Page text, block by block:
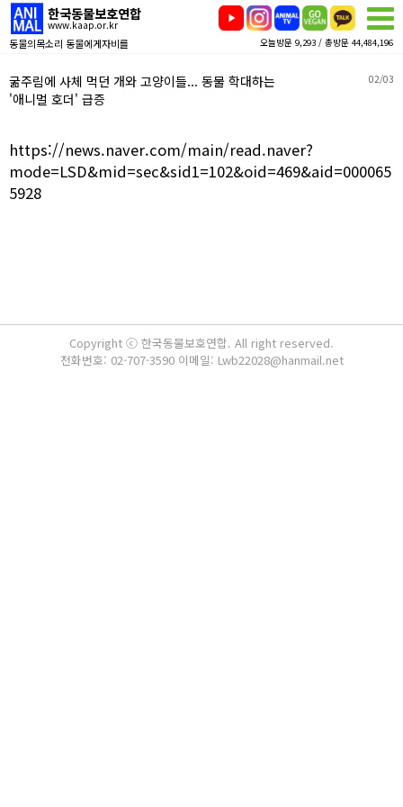
한국동물보호연합
www.kaap.or.kr
동물의목소리 동물에게자비를 오늘방문 9,293 / 총방문 44,484,196
굶주림에 사체 먹던 개와 고양이들... 동물 학대하는
'애니멀 호더' 급증
02/03
https://news.naver.com/main/read.naver?
mode=LSD&mid=sec&sid1=102&oid=469&aid=000065
5928
Copyright ⓒ 한국동물보호연합. All right reserved.
전화번호: 02-707-3590 이메일: Lwb22028@hanmail.net